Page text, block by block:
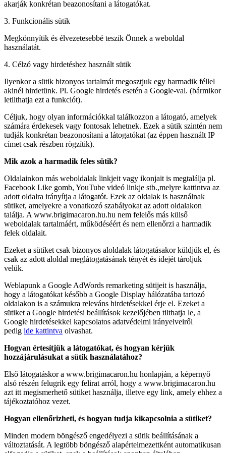
akarják konkrétan beazonosítani a látogatókat.
3. Funkcionális sütik
Megkönnyítik és élvezetesebbé teszik Önnek a weboldal
használatát.
4. Célzó vagy hirdetéshez használt sütik
Ilyenkor a sütik bizonyos tartalmát megosztjuk egy harmadik féllel
akinél hirdetünk. Pl. Google hirdetés esetén a Google-val. (bármikor
letilthatja ezt a funkciót).
Céljuk, hogy olyan információkkal találkozzon a látogató, amelyek
számára érdekesek vagy fontosak lehetnek. Ezek a sütik szintén nem
tudják konkrétan beazonosítani a látogatókat (az éppen használt IP
címet csak részben rögzítik).
Mik azok a harmadik feles sütik?
Oldalainkon más weboldalak linkjeit vagy ikonjait is megtalálja pl.
Facebook Like gomb, YouTube videó linkje stb.,melyre kattintva az
adott oldalra irányítja a látogatót. Ezek az oldalak is használnak
sütiket, amelyekre a vonatkozó szabályokat az adott oldalakon
találja. A www.brigimacaron.hu.hu nem felelős más külső
weboldalak tartalmáért, működéséért és nem ellenőrzi a harmadik
felek oldalait.
Ezeket a sütiket csak bizonyos aloldalak látogatásakor küldjük el, és
csak az adott aloldal meglátogatásának tényét és idejét tároljuk
velük.
Weblapunk a Google AdWords remarketing sütijeit is használja,
hogy a látogatókat később a Google Display hálózatába tartozó
oldalakon is a számukra releváns hirdetésekkel érje el. Ezeket a
sütiket a Google hirdetési beállítások kezelőjében tilthatja le, a
Google hirdetésekkel kapcsolatos adatvédelmi irányelveiről
pedig ide kattintva olvashat.
Hogyan értesítjük a látogatókat, és hogyan kérjük
hozzájárulásukat a sütik használatához?
Első látogatáskor a www.brigimacaron.hu honlapján, a képernyő
alsó részén felugrik egy felirat arról, hogy a www.brigimacaron.hu
azt itt megismerhető sütiket használja, illetve egy link, amely ehhez a
tájékoztatóhoz vezet.
Hogyan ellenőrizheti, és hogyan tudja kikapcsolnia a sütiket?
Minden modern böngésző engedélyezi a sütik beállításának a
változtatását. A legtöbb böngésző alapértelmezettként automatikusan